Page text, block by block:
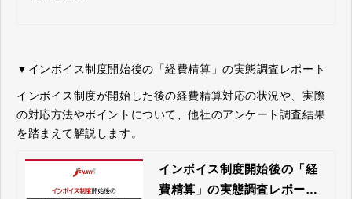
▼インボイス制度開始後の「経費精算」の実態調査レポート
インボイス制度が開始した後の経費精算対応の状況や、実際
の対応方法やポイントについて、他社のアンケート調査結果
を踏まえて解説します。
インボイス制度開始後の「経
費精算」の実態調査レポート